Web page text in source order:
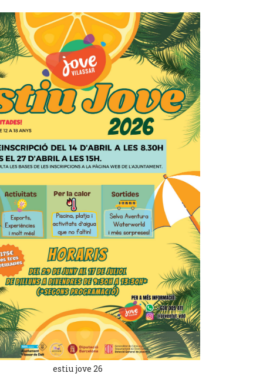
estiu jove 26